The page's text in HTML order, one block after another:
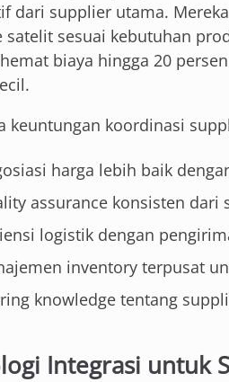
dari supplier utama.
satelit sesuai kebutuhan
biaya hingga 20
keuntungan koordinasi
harga lebih baik
assurance konsisten
logistik dengan
inventory terpusat
knowledge tentang
Integrasi untuk